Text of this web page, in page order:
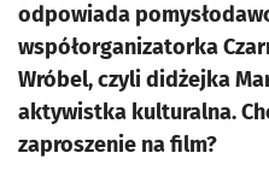
odpowiada
współorganizatorka
Wróbel, czyli didżejka
aktywistka kulturalna.
zaproszenie na film?